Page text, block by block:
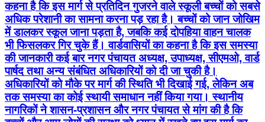
कहना है कि इस मार्ग से प्रतिदिन गुजरने वाले स्कूली बच्चों को सबसे
अधिक परेशानी का सामना करना पड़ रहा है। बच्चों को जान जोखिम
में डालकर स्कूल जाना पड़ता है, जबकि कई दोपहिया वाहन चालक
भी फिसलकर गिर चुके हैं। वार्डवासियों का कहना है कि इस समस्या
की जानकारी कई बार नगर पंचायत अध्यक्ष, उपाध्यक्ष, सीएमओ, वार्ड
पार्षद तथा अन्य संबंधित अधिकारियों को दी जा चुकी है।
अधिकारियों को मौके पर मार्ग की स्थिति भी दिखाई गई, लेकिन अब
तक समस्या का कोई स्थायी समाधान नहीं किया गया। स्थानीय
नागरिकों ने शासन-प्रशासन और नगर पंचायत से मांग की है कि